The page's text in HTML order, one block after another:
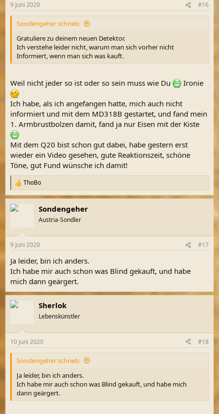
e
n
9 Juni 2020 #16
Sondengeher schrieb:
Gratuliere zu deinem neuen Detektor.
Ich verstehe leider nicht, warum man sich vorher nicht
Informiert, wenn man sich was kauft.
Weil nicht jeder so ist oder so sein muss wie Du Ironie
Ich habe, als ich angefangen hatte, mich auch nicht
informiert und mit dem MD318B gestartet, und fand mein
1. Armbrustbolzen damit, fand ja nur Eisen mit der Kiste
Mit dem Q20 bist schon gut dabei, habe gestern erst
wieder ein Video gesehen, gute Reaktionszeit, schöne
Töne, gut Fund wünsche ich damit!
R
e
a
k
e
:
ThoBo
Sondengeher
Austria-Sondler
9 Juni 2020 #17
Ja leider, bin ich anders.
Ich habe mir auch schon was Blind gekauft, und habe
mich dann geärgert.
Sherlok
Lebenskünstler
10 Juni 2020 #18
Sondengeher schrieb:
Ja leider, bin ich anders.
Ich habe mir auch schon was Blind gekauft, und habe mich
dann geärgert.